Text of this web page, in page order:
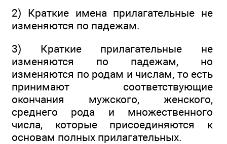
2) Краткие имена прилагательные не
изменяются по падежам.
3) Краткие прилагательные не
изменяются по падежам, но
изменяются по родам и числам, то есть
принимают соответствующие
окончания мужского, женского,
среднего рода и множественного
числа, которые присоединяются к
основам полных прилагательных.